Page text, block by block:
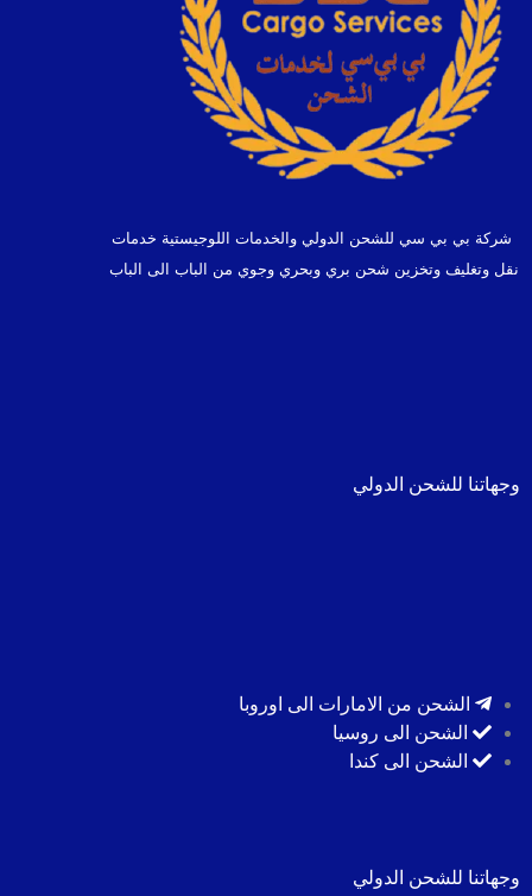
شركة بي بي سي للشحن الدولي والخدمات اللوجيستية خدمات
نقل وتغليف وتخزين شحن بري وبحري وجوي من الباب الى الباب
وجهاتنا للشحن الدولي
الشحن من الامارات الى اوروبا
الشحن الى روسيا
الشحن الى كندا
وجهاتنا للشحن الدولي